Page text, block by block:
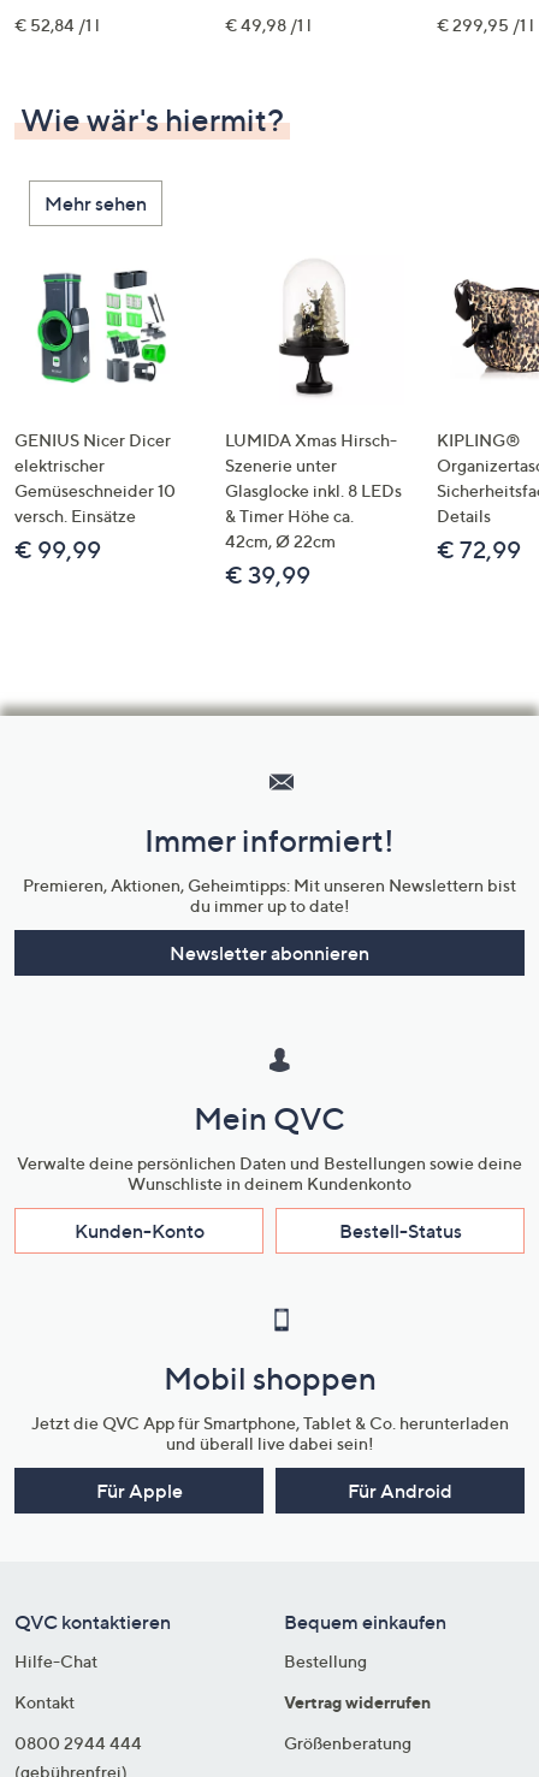
anzuzeigen.
€ 52,84 /1 l € 49,98 /1 l € 299,95 /1 l
Wie wär's hiermit?
Mehr sehen
GENIUS Nicer Dicer
elektrischer
Gemüseschneider 10
versch. Einsätze
€ 99,99
LUMIDA Xmas Hirsch-
Szenerie unter
Glasglocke inkl. 8 LEDs
& Timer Höhe ca.
42cm, Ø 22cm
€ 39,99
KIPLING®
Details
€ 72,99
Unternehmensinformationen
Immer informiert!
Premieren, Aktionen, Geheimtipps: Mit unseren Newslettern bist
du immer up to date!
Newsletter abonnieren
Mein QVC
Verwalte deine persönlichen Daten und Bestellungen sowie deine
Wunschliste in deinem Kundenkonto
Kunden-Konto Bestell-Status
Mobil shoppen
Jetzt die QVC App für Smartphone, Tablet & Co. herunterladen
und überall live dabei sein!
Für Apple Für Android
QVC kontaktieren
Hilfe-Chat
Kontakt
0800 2944 444
(gebührenfrei)
Bequem einkaufen
Bestellung
Vertrag widerrufen
Größenberatung